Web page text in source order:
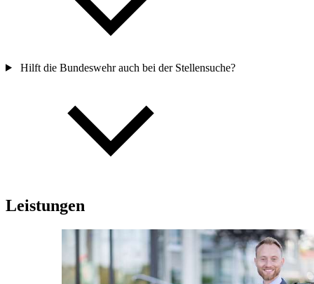
Hilft die Bundeswehr auch bei der Stellensuche?
Leistungen